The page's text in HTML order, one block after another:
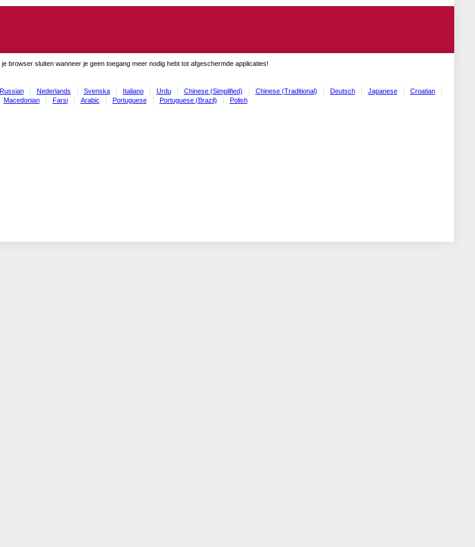
browser sluiten wanneer je geen toegang meer nodig hebt tot afgeschermde applicaties!
Russian Nederlands Svenska Italiano Urdu Chinese (Simplified) Chinese (Traditional) Deutsch Japanese
Croatian
Macedonian Farsi Arabic Portuguese Portuguese (Brazil) Polish